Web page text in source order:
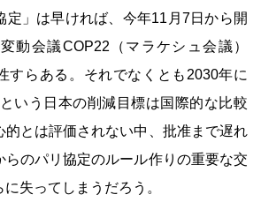
定」は早ければ、今年11月7日から開
動会議COP22（マラケシュ会議）
すらある。それでなくとも2030年に
いう日本の削減目標は国際的な比較
的とは評価されない中、批准まで遅れ
らのパリ協定のルール作りの重要な交
失ってしまうだろう。